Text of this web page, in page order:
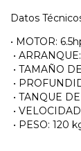
Datos
• MOTOR:
•
• TAMAÑO
•
• TANQUE
•
• PESO: 120